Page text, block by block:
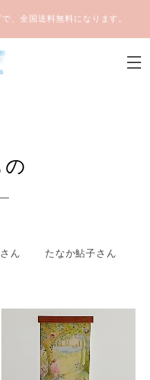
、全国送料無料になります。
ん たなか鮎子さん